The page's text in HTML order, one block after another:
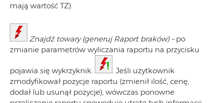
mają wartość TZ).
Znajdź towary (generuj Raport braków) –po
zmianie parametrów wyliczania raportu na przycisku
pojawia się wykrzyknik:
. Jeśli użytkownik
zmodyfikował pozycje raportu (zmienił ilość, cenę,
dodał lub usunął pozycje), wówczas ponowne